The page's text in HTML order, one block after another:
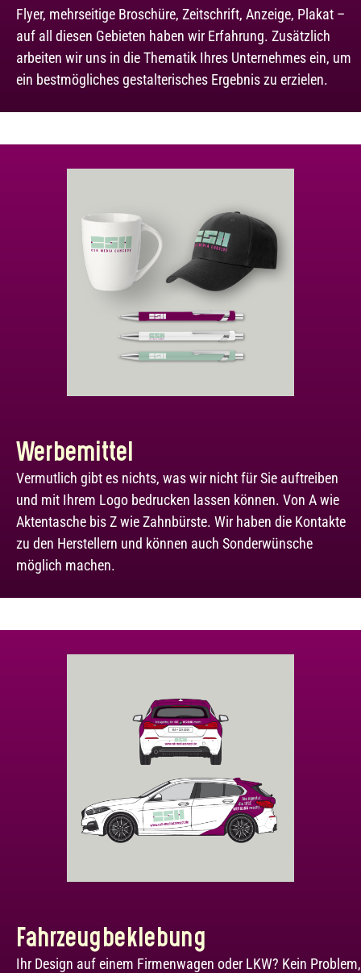
Flyer, mehrseitige Broschüre, Zeitschrift, Anzeige, Plakat –
auf all diesen Gebieten haben wir Erfahrung. Zusätzlich
arbeiten wir uns in die Thematik Ihres Unternehmes ein, um
ein bestmögliches gestalterisches Ergebnis zu erzielen.
Werbemittel
Vermutlich gibt es nichts, was wir nicht für Sie auftreiben
und mit Ihrem Logo bedrucken lassen können. Von A wie
Aktentasche bis Z wie Zahnbürste. Wir haben die Kontakte
zu den Herstellern und können auch Sonderwünsche
möglich machen.
Fahrzeugbeklebung
Ihr Design auf einem Firmenwagen oder LKW? Kein Problem,